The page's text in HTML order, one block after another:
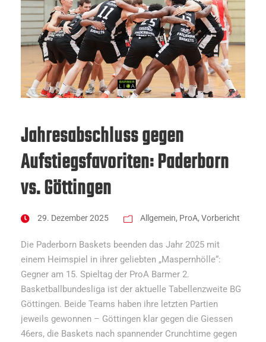
Jahresabschluss gegen
Aufstiegsfavoriten: Paderborn
vs. Göttingen
29. Dezember 2025 Allgemein, ProA, Vorbericht
Die Paderborn Baskets beenden das Jahr 2025 mit
einem Heimspiel in ihrer geliebten „Maspernhölle“:
Gegner am 15. Spieltag der ProA Barmer 2.
Basketballbundesliga ist der aktuelle Tabellenzweite BG
Göttingen. Beide Teams haben ihre letzten Partien
jeweils gewonnen – Göttingen klar gegen die Giessen
46ers, die Baskets nach spannender Crunchtime gegen